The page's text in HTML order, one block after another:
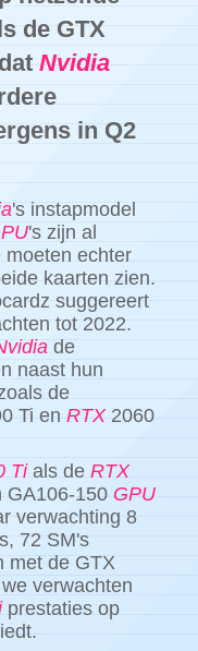
de GTX
Nvidia
in Q2
's instapmodel
's zijn al
echter
kaarten zien.
suggereert
tot 2022.
de
naast hun
de
Ti en RTX2060
Tials de RTX
GA106-150 GPU
verwachting 8
72 SM's
met de GTX
verwachten
prestaties op